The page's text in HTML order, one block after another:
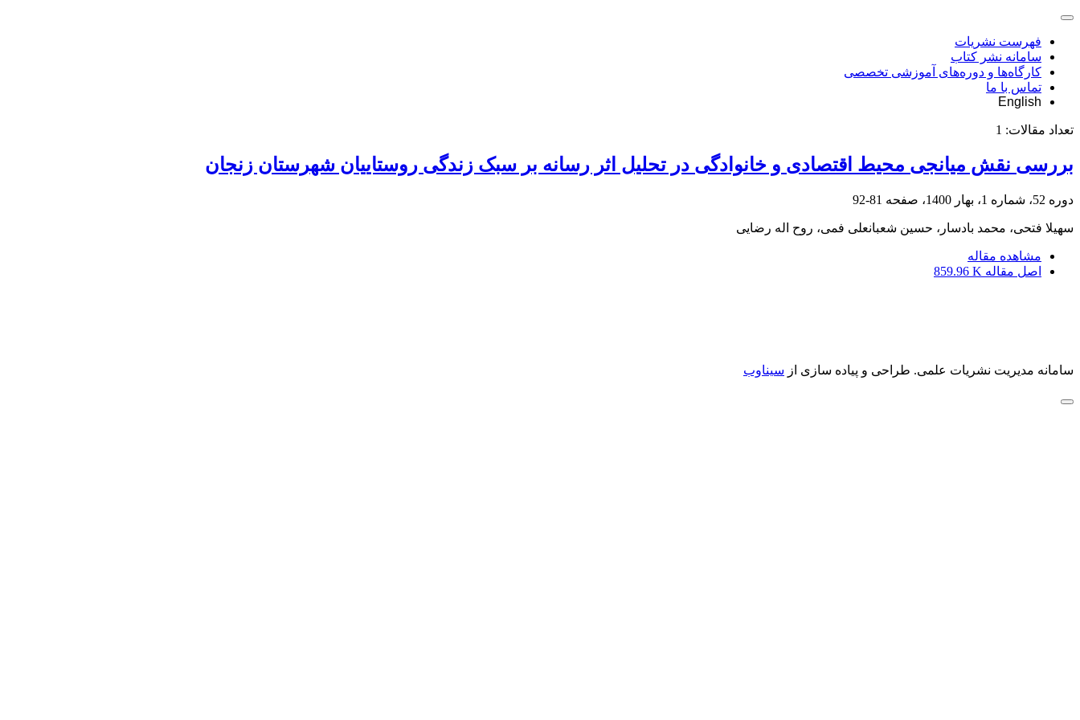
فهرست نشریات
سامانه نشر کتاب
کارگاه‌ها و دوره‌های آموزشی تخصصی
تماس با ما
English
تعداد مقالات: 1
بررسی نقش میانجی محیط اقتصادی و خانوادگی در تحلیل اثر رسانه بر سبک زندگی روستاییان شهرستان زنجان
دوره 52، شماره 1، بهار 1400، صفحه 81-92
سهیلا فتحی، محمد بادسار، حسین شعبانعلی فمی، روح اله رضایی
مشاهده مقاله
اصل مقاله 859.96 K
سامانه مدیریت نشریات علمی. طراحی و پیاده سازی از سیناوب